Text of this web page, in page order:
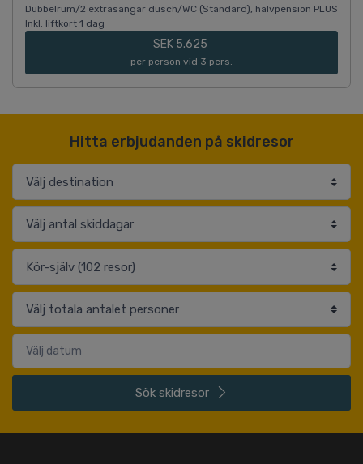
Dubbelrum/2 extrasängar dusch/WC (Standard), halvpension PLUS
Inkl. liftkort 1 dag
SEK 5.625
per person vid 3 pers.
Hitta erbjudanden på skidresor
Sök skidresor